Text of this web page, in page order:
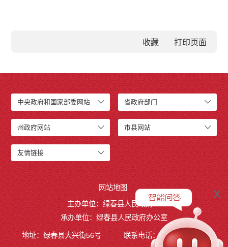
收藏
中央政府和国家部委网站 省政府部门
州政府网站 市县网站
友情链接
x
网站地图
主办单位：绿春县人民政府
承办单位：绿春县人民政府办公室
地址：绿春县大兴街56号 联系电话：0873-4221495